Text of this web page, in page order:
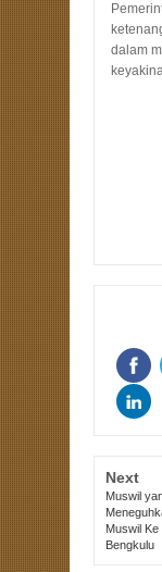
dalam
Next
Muswil
Muswil Ke
Bengkulu